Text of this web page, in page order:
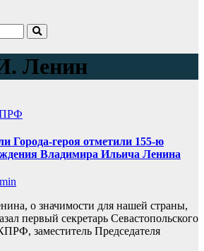
Ленин
Города-героя отметили 155-ю
Владимира Ильича Ленина
о значимости для нашей страны,
первый секретарь Севастопольского
заместитель Председателя